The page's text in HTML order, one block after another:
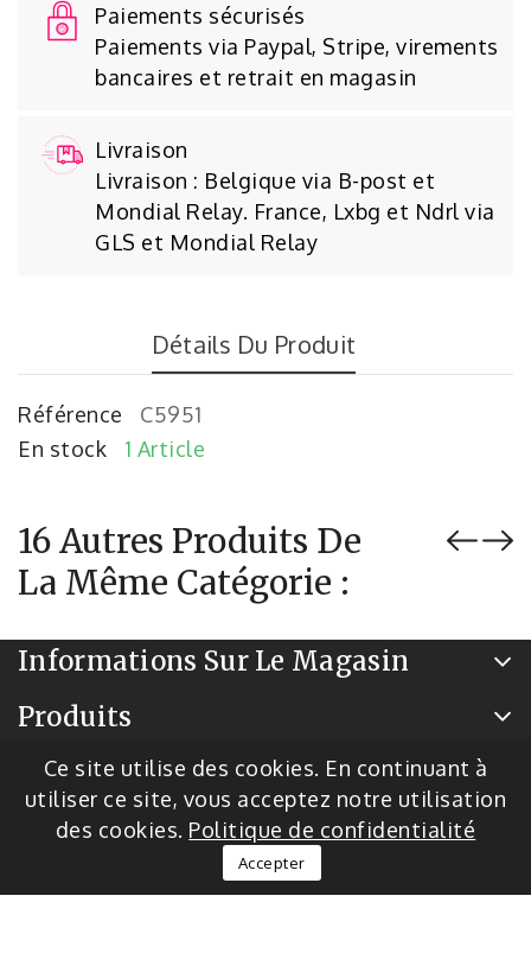
Paiements sécurisés
Paiements via Paypal, Stripe, virements
bancaires et retrait en magasin
Livraison
Livraison : Belgique via B-post et
Mondial Relay. France, Lxbg et Ndrl via
GLS et Mondial Relay
Détails Du Produit
Référence
C5951
En stock
1 Article
16 Autres Produits De
La Même Catégorie :
Informations Sur Le Magasin
Produits
Notre Société
Ce site utilise des cookies. En continuant à
utiliser ce site, vous acceptez notre utilisation
des cookies. Politique de confidentialité
Accepter
© 2026 - Logiciel de commerce électronique par
PrestaShop™